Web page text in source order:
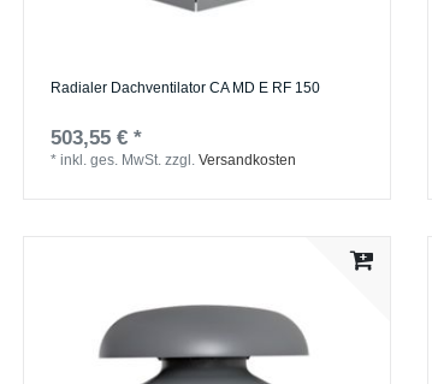
Radialer Dachventilator CA MD E RF 150
503,55 € *
*inkl. ges. MwSt. zzgl.Versandkosten